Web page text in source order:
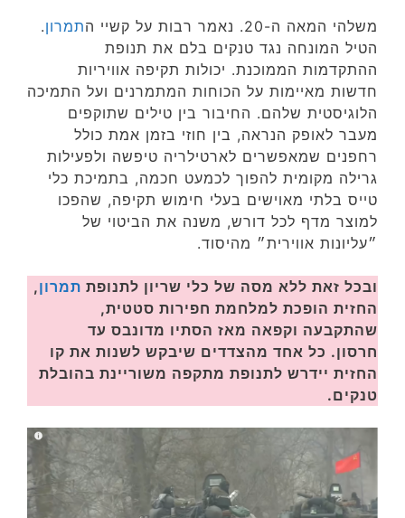
משלהי המאה ה-20. נאמר רבות על קשיי ה תמרון.
הטיל המונחה נגד טנקים בלם את תנופת
ההתקדמות הממוכנת. יכולות תקיפה אוויריות
חדשות מאיימות על הכוחות המתמרנים ועל התמיכה
הלוגיסטית שלהם. החיבור בין טילים שתוקפים
מעבר לאופק הנראה, בין חוזי בזמן אמת כולל
רחפנים שמאפשרים לארטילריה טיפשה ולפעילות
גרילה מקומית להפוך לכמעט חכמה, בתמיכת כלי
טייס בלתי מאוישים בעלי חימוש תקיפה, שהפכו
למוצר מדף לכל דורש, משנה את הביטוי של
״עליונות אווירית״ מהיסוד.
ובכל זאת ללא מסה של כלי שריון לתנופת תמרון,
החזית הופכת למלחמת חפירות סטטית,
שהתקבעה וקפאה מאז הסתיו מדונבס עד
חרסון. כל אחד מהצדדים שיבקש לשנות את קו
החזית יידרש לתנופת מתקפה משוריינת בהובלת
טנקים.